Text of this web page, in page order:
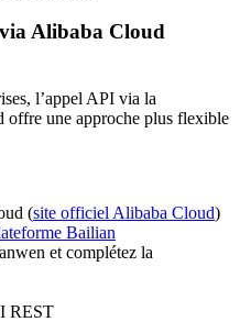
Alibaba Cloud
l’appel API via la
offre une approche plus flexible
(site officiel Alibaba Cloud)
Bailian
et complétez la
REST